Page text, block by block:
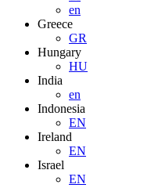
en
Greece
GR
Hungary
HU
India
en
Indonesia
EN
Ireland
EN
Israel
EN